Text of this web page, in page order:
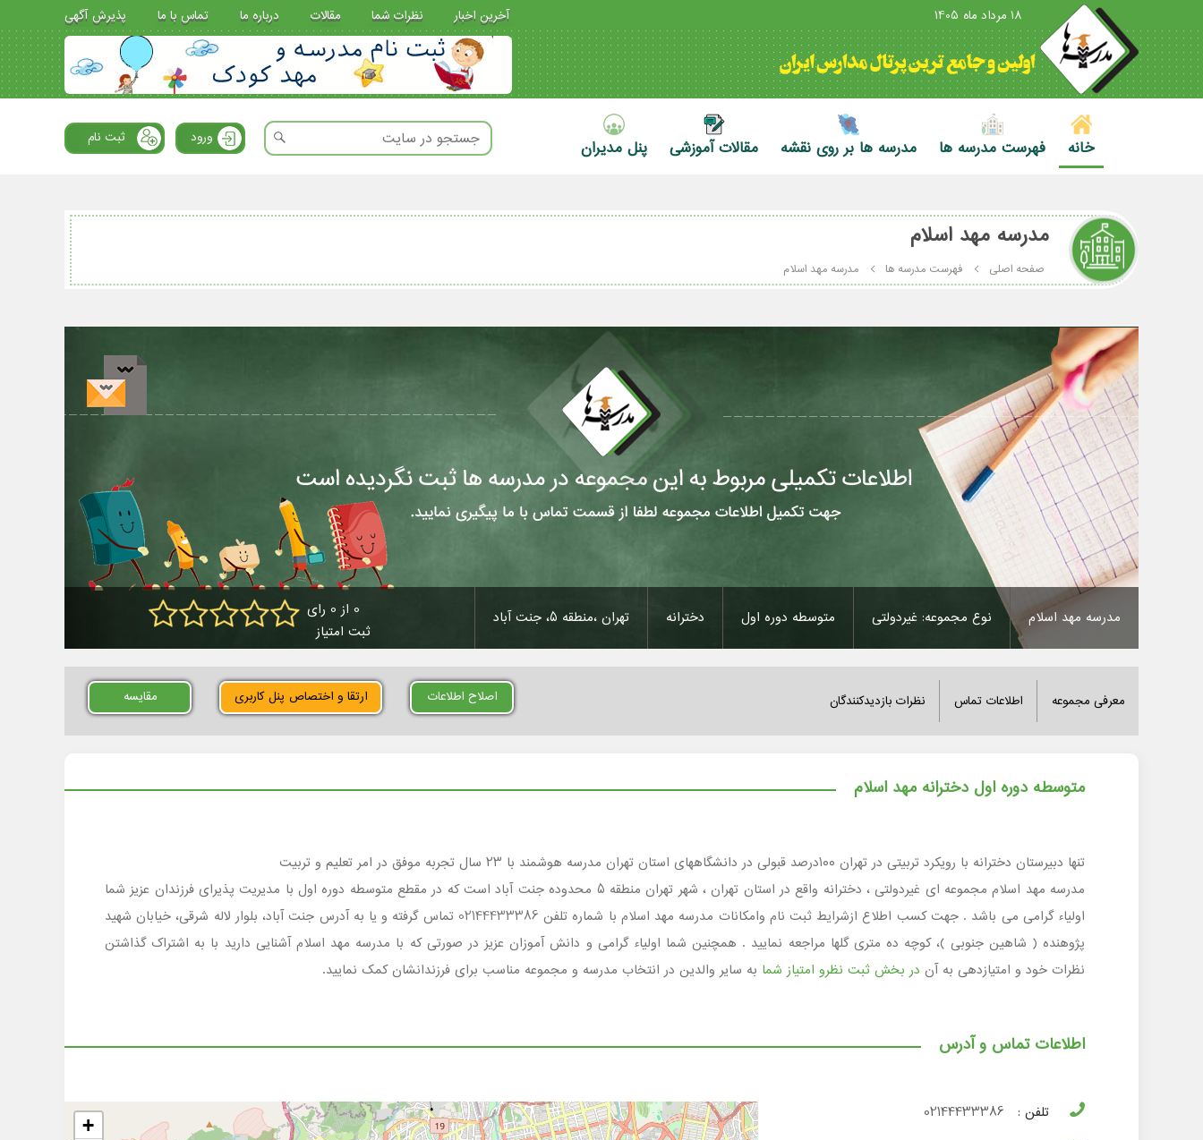
18 مرداد ماه 1405 آخرین اخبار نظرات شما مقالات درباره ما تماس با ما پذیرش آگهی
ورود ثبت نام خانه فهرست مدرسه ها مدرسه ها بر روی نقشه مقالات آموزشی پنل مدیران
مدرسه مهد اسلام
صفحه اصلی فهرست مدرسه ها مدرسه مهد اسلام
مدرسه مهد اسلام نوع مجموعه: غیردولتی متوسطه دوره اول دخترانه تهران ،منطقه 5، جنت آباد
0 از 0 رای
ثبت امتیاز
معرفی مجموعه اطلاعات تماس نظرات بازدیدکنندگان اصلاح اطلاعات ارتقا و اختصاص پنل کاربری مقایسه
متوسطه دوره اول دخترانه مهد اسلام
تنها دبیرستان دخترانه با رویکرد تربیتی در تهران ۱۰۰درصد قبولی در دانشگاههای استان تهران مدرسه هوشمند با ۲۳ سال تجربه موفق در امر تعلیم و تربیت
مدرسه مهد اسلام مجموعه ای غیردولتی ، دخترانه واقع در استان تهران ، شهر تهران منطقه 5 محدوده جنت آباد است که در مقطع متوسطه دوره اول با مدیریت پذیرای فرزندان عزیز شما
اولیاء گرامی می باشد . جهت کسب اطلاع ازشرایط ثبت نام وامکانات مدرسه مهد اسلام با شماره تلفن 02144433386 تماس گرفته و یا به آدرس جنت آباد، بلوار لاله شرقی، خیابان شهید
پژوهنده ( شاهین جنوبی )، کوچه ده متری گلها مراجعه نمایید . همچنین شما اولیاء گرامی و دانش آموزان عزیز در صورتی که با مدرسه مهد اسلام آشنایی دارید با به اشتراک گذاشتن
نظرات خود و امتیازدهی به آن در بخش ثبت نظرو امتیاز شما به سایر والدین در انتخاب مدرسه و مجموعه مناسب برای فرزندانشان کمک نمایید.
اطلاعات تماس و آدرس
تلفن :
02144433386
+